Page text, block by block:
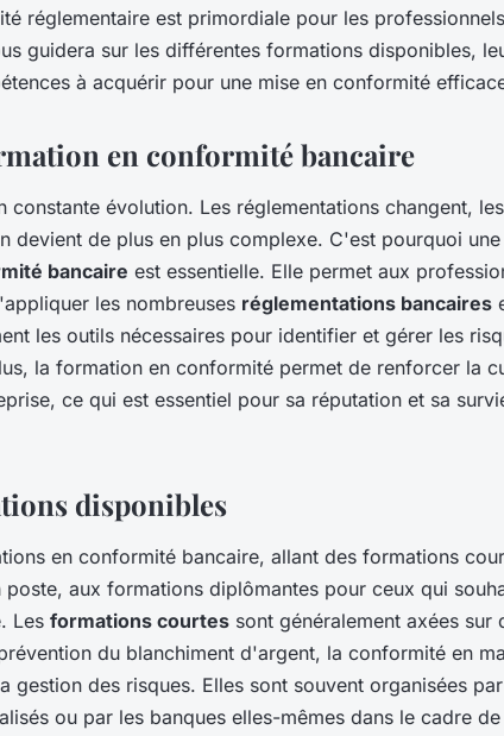
réglementaire est primordiale pour les
guidera sur les différentes formations disponibles,
à acquérir pour une mise en conformité
en conformité bancaire
constante évolution. Les réglementations changent, les
devient de plus en plus complexe. C'est pourquoi une
bancaire est essentielle. Elle permet aux
les nombreuses réglementations bancaires
les outils nécessaires pour identifier et gérer les
la formation en conformité permet de renforcer la
ce qui est essentiel pour sa réputation et sa
disponibles
en conformité bancaire, allant des formations
aux formations diplômantes pour ceux qui
Les formations courtes sont généralement axées sur
du blanchiment d'argent, la conformité en
gestion des risques. Elles sont souvent organisées
ou par les banques elles-mêmes dans le cadre